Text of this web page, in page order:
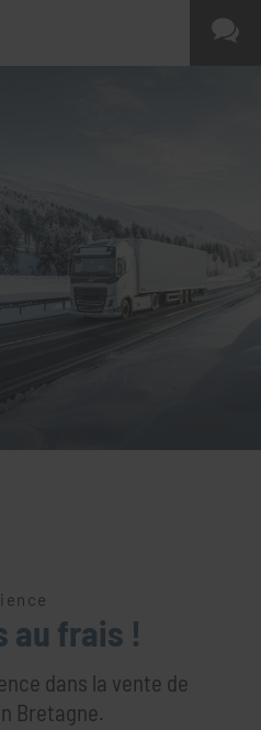
au frais !
dans la vente de
Bretagne.